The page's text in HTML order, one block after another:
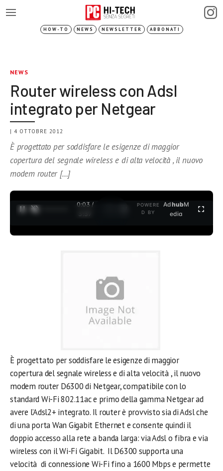
HOW-TO NEWS NEWSLETTER ABBONATI
NEWS
Router wireless con Adsl
integrato per Netgear
| 4 OTTOBRE 2012
È progettato per soddisfare le esigenze di maggior
copertura del segnale wireless e di alta velocità , il nuovo
modem router […]
0:03 /
3:37
POWERE
D BY
AdhubM
edia
È progettato per soddisfare le esigenze di maggior
copertura del segnale wireless e di alta velocità , il nuovo
modem router D6300 di Netgear, compatibile con lo
standard Wi-Fi 802.11ac e primo della gamma Netgear ad
avere l’Adsl2+ integrato. Il router è provvisto sia di Adsl che
di una porta Wan Gigabit Ethernet e consente quindi il
doppio accesso alla rete a banda larga: via Adsl o fibra e via
wireless con il Wi-Fi Gigabit. Il D6300 supporta una
velocità di connessione Wi-Fi fino a 1600 Mbps e permette